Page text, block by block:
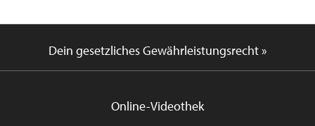
Dein gesetzliches Gewährleistungsrecht »
Online-Videothek